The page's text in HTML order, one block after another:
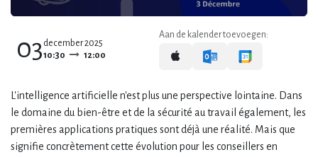
03 december 2025
10:30
12:00
Aan de kalender toevoegen:
L'intelligence artificielle n'est plus une perspective lointaine. Dans
le domaine du bien-être et de la sécurité au travail également, les
premières applications pratiques sont déjà une réalité. Mais que
signifie concrètement cette évolution pour les conseillers en